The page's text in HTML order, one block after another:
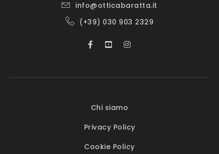
info@otticabaratta.it
(+39) 030 903 2329
Chi siamo
Privacy Policy
Cookie Policy